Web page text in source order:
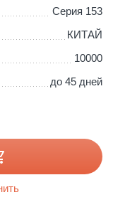
Серия 153
КИТАЙ
10000
до 45 дней